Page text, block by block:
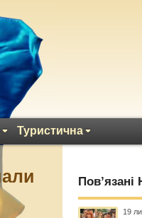
Туристична
Пов’язані
19